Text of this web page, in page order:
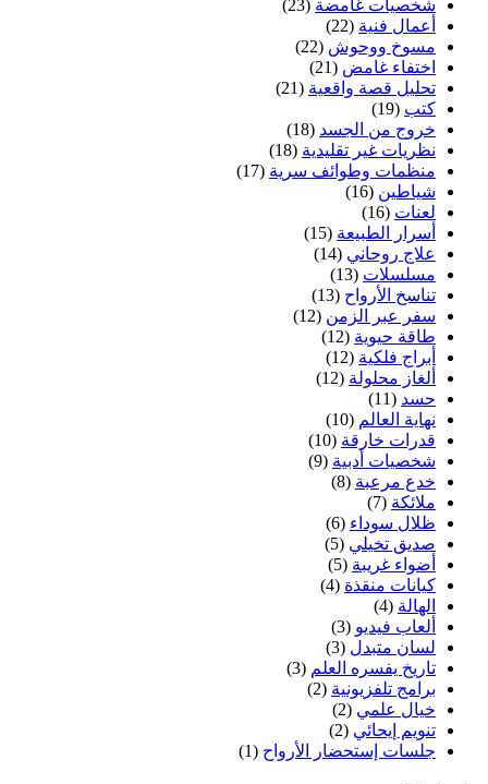
شخصيات غامضة (23)
أعمال فنية (22)
مسوخ ووحوش (22)
اختفاء غامض (21)
تحليل قصة واقعية (21)
كتب (19)
خروج من الجسد (18)
نظريات غير تقليدية (18)
منظمات وطوائف سرية (17)
شياطين (16)
لعنات (16)
أسرار الطبيعة (15)
علاج روحاني (14)
مسلسلات (13)
تناسخ الأرواح (13)
سفر عبر الزمن (12)
طاقة حيوية (12)
أبراج فلكية (12)
ألغاز محلولة (12)
حسد (11)
نهاية العالم (10)
قدرات خارقة (10)
شخصيات أدبية (9)
خدع مرعبة (8)
ملائكة (7)
ظلال سوداء (6)
صديق تخيلي (5)
أضواء غريبة (5)
كيانات منقذة (4)
الهالة (4)
ألعاب فيديو (3)
لسان متبدل (3)
تاريخ يفسره العلم (3)
برامج تلفزيونية (2)
خيال علمي (2)
تنويم إيحائي (2)
جلسات إستحضار الأرواح (1)